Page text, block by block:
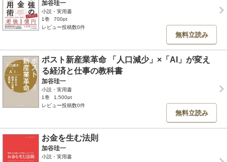
加谷珪一
小説・実用書
1巻
700pt
レビュー投稿数0件
無料立読み
ポスト新産業革命 「人口減少」×「AI」が変え
る経済と仕事の教科書
加谷珪一
小説・実用書
1巻
1,500pt
レビュー投稿数0件
無料立読み
お金を生む法則
加谷珪一
小説・実用書